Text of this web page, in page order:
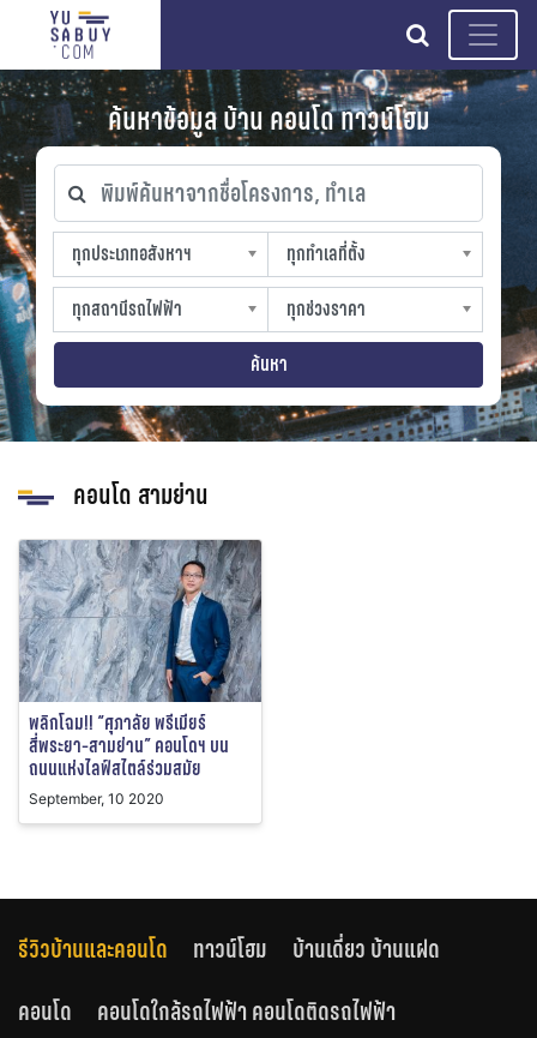
search
ค้นหาข้อมูล บ้าน คอนโด ทาวน์โฮม
พิมพ์ค้นหาจากชื่อโครงการ, ทำเล
ทุกประเภทอสังหาฯ
ทุกประเภทอสังหาฯ
sproperty
ทุกทำเลที่ตั้ง
ทุกทำเลที่ตั้ง
slocation
ทุกสถานีรถไฟฟ้า
ทุกสถานีรถไฟฟ้า
strain-station
ทุกช่วงราคา
ทุกช่วงราคา
sprice
ค้นหา
คอนโด สามย่าน
พลิกโฉม!! “ศุภาลัย พรีเมียร์
สี่พระยา-สามย่าน” คอนโดฯ บน
ถนนแห่งไลฟ์สไตล์ร่วมสมัย
September, 10 2020
รีวิวบ้านและคอนโด ทาวน์โฮม
บ้านเดี่ยว บ้านแฝด
คอนโด
คอนโดใกล้รถไฟฟ้า คอนโดติดรถไฟฟ้า